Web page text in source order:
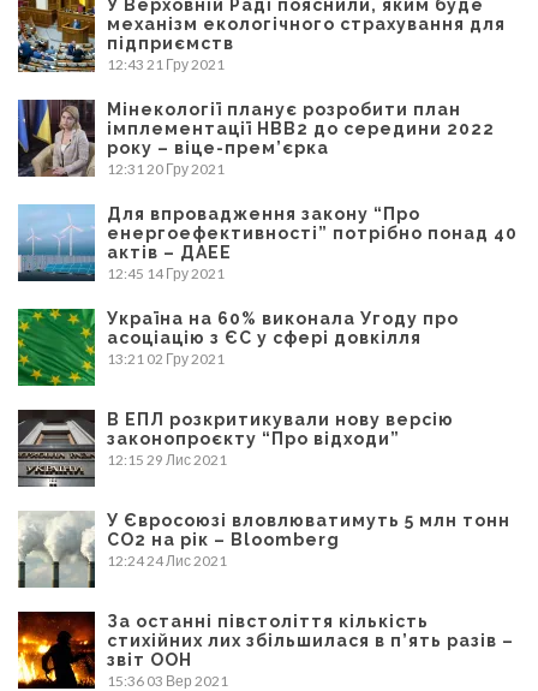
У Верховній Раді пояснили, яким буде
механізм екологічного страхування для
підприємств
12:43 21 Гру 2021
Мінекології планує розробити план
імплементації НВВ2 до середини 2022
року – віце-прем’єрка
12:3120 Гру 2021
Для впровадження закону “Про
енергоефективності” потрібно понад 40
актів – ДАЕЕ
12:45 14 Гру 2021
Україна на 60% виконала Угоду про
асоціацію з ЄС у сфері довкілля
13:21 02 Гру 2021
В ЕПЛ розкритикували нову версію
законопроєкту “Про відходи”
12:15 29 Лис 2021
У Євросоюзі вловлюватимуть 5 млн тонн
CO2 на рік – Bloomberg
12:2424 Лис 2021
За останні півстоліття кількість
стихійних лих збільшилася в п’ять разів –
звіт ООН
15:36 03 Вер 2021